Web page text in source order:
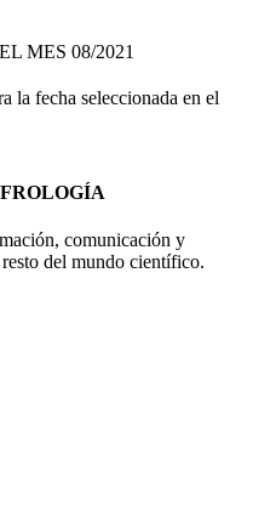
MES 08/2021
la fecha seleccionada en el
comunicación y
del mundo científico.